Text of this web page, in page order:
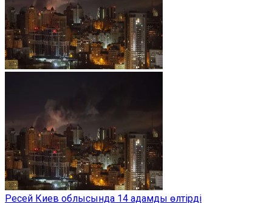
Ресей Киев облысында 14 адамды өлтірді